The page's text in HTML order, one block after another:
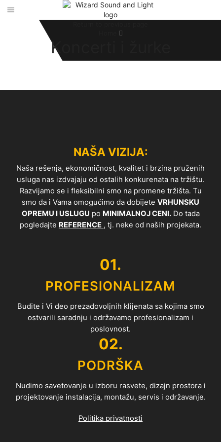
Koncerti i žurke
NAŠA VIZIJA:
Naša rešenja, ekonomičnost, kvalitet i brzina pruženih
usluga nas izdvajaju od ostalih konkurenata na tržištu.
Razvijamo se i fleksibilni smo na promene tržišta. Tu
smo da i Vama omogućimo da dobijete VRHUNSKU
OPREMU I USLUGU po MINIMALNOJ CENI.Do tada
pogledajte REFERENCE , tj. neke od naših projekata.
01.
PROFESIONALIZAM
Budite i Vi deo prezadovoljnih klijenata sa kojima smo
ostvarili saradnju i održavamo profesionalizam i
poslovnost.
02.
PODRŠKA
Nudimo savetovanje u izboru rasvete, dizajn prostora i
projektovanje instalacija, montažu, servis i održavanje.
Politika privatnosti